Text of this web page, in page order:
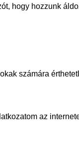
hogy hozzunk
számára
az